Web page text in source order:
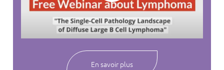
webinaires à venir, des séances précédentes et joignez-vous
notre compréhension des lymphomes et des maladies
En savoir plus